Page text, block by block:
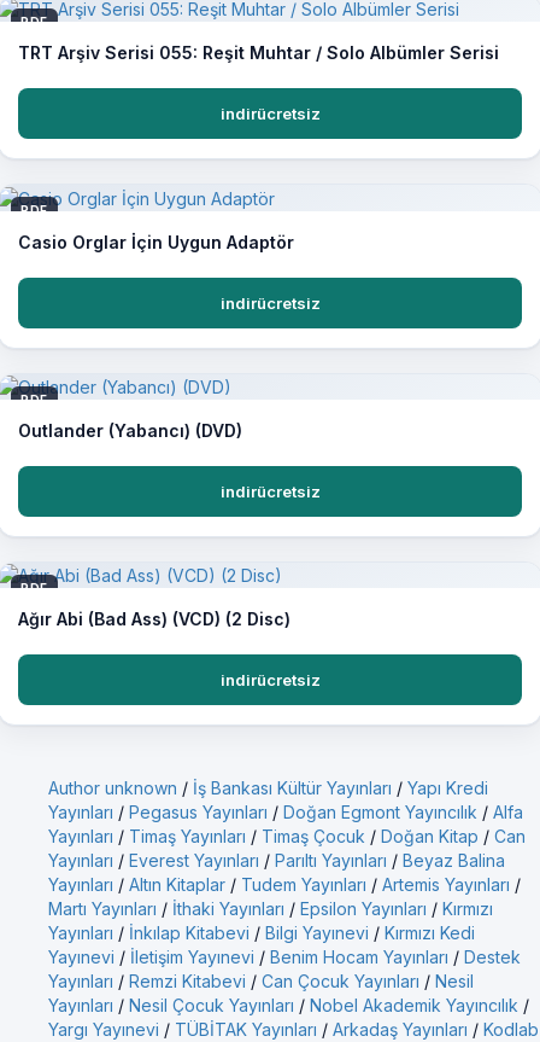
PDF
TRT Arşiv Serisi 055: Reşit Muhtar / Solo Albümler Serisi
indirücretsiz
PDF
Casio Orglar İçin Uygun Adaptör
indirücretsiz
PDF
Outlander (Yabancı) (DVD)
indirücretsiz
PDF
Ağır Abi (Bad Ass) (VCD) (2 Disc)
indirücretsiz
Author unknown / İş Bankası Kültür Yayınları / Yapı Kredi
Yayınları / Pegasus Yayınları / Doğan Egmont Yayıncılık / Alfa
Yayınları / Timaş Yayınları / Timaş Çocuk / Doğan Kitap / Can
Yayınları / Everest Yayınları / Parıltı Yayınları / Beyaz Balina
Yayınları / Altın Kitaplar / Tudem Yayınları / Artemis Yayınları /
Martı Yayınları / İthaki Yayınları / Epsilon Yayınları / Kırmızı
Yayınları / İnkılap Kitabevi / Bilgi Yayınevi / Kırmızı Kedi
Yayınevi / İletişim Yayınevi / Benim Hocam Yayınları / Destek
Yayınları / Remzi Kitabevi / Can Çocuk Yayınları / Nesil
Yayınları / Nesil Çocuk Yayınları / Nobel Akademik Yayıncılık /
Yargı Yayınevi / TÜBİTAK Yayınları / Arkadaş Yayınları / Kodlab